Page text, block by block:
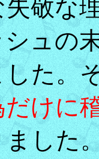
敬な
ュの
た。
けに
した